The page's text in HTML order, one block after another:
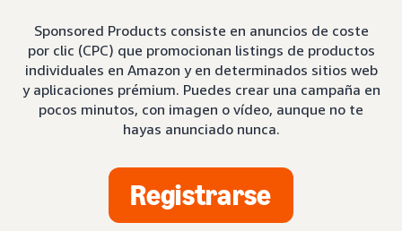
Sponsored Products consiste en anuncios de coste
por clic (CPC) que promocionan listings de productos
individuales en Amazon y en determinados sitios web
y aplicaciones prémium. Puedes crear una campaña en
pocos minutos, con imagen o vídeo, aunque no te
hayas anunciado nunca.
Registrarse